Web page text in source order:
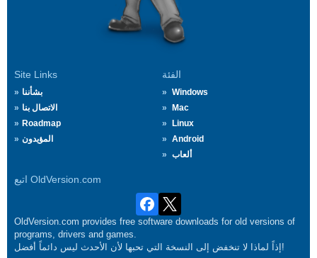
Site Links
بشأننا
الاتصال بنا
Roadmap
المؤيدون
الفئة
Windows
Mac
Linux
Android
ألعاب
اتبع OldVersion.com
OldVersion.com provides free software downloads for old versions of
programs, drivers and games.
إذاً لماذا لا تنخفض إلى النسخة التي تحبها لأن الأحدث ليس دائماً أفضل!